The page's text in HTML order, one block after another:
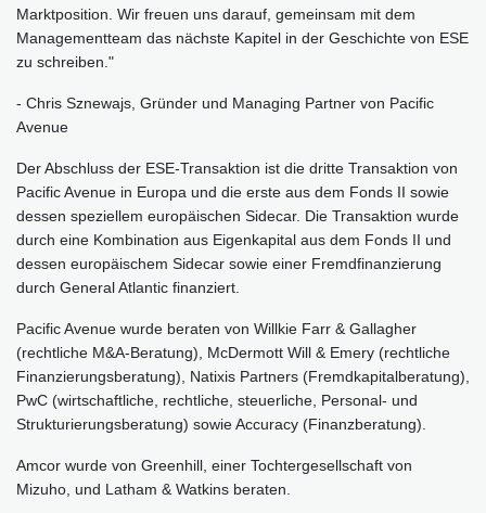
Marktposition. Wir freuen uns darauf, gemeinsam mit dem
Managementteam das nächste Kapitel in der Geschichte von ESE
zu schreiben."
- Chris Sznewajs, Gründer und Managing Partner von Pacific
Avenue
Der Abschluss der ESE-Transaktion ist die dritte Transaktion von
Pacific Avenue in Europa und die erste aus dem Fonds II sowie
dessen speziellem europäischen Sidecar. Die Transaktion wurde
durch eine Kombination aus Eigenkapital aus dem Fonds II und
dessen europäischem Sidecar sowie einer Fremdfinanzierung
durch General Atlantic finanziert.
Pacific Avenue wurde beraten von Willkie Farr & Gallagher
(rechtliche M&A-Beratung), McDermott Will & Emery (rechtliche
Finanzierungsberatung), Natixis Partners (Fremdkapitalberatung),
PwC (wirtschaftliche, rechtliche, steuerliche, Personal- und
Strukturierungsberatung) sowie Accuracy (Finanzberatung).
Amcor wurde von Greenhill, einer Tochtergesellschaft von
Mizuho, und Latham & Watkins beraten.